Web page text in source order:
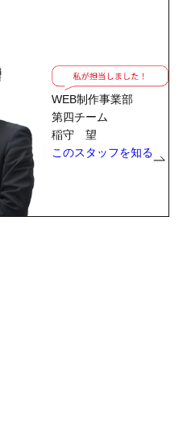
WEB制作事業部
第四チーム
稲守 望
このスタッフを知る